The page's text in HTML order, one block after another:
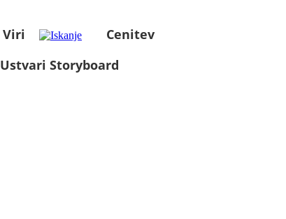
Viri
Cenitev
Ustvari Storyboard